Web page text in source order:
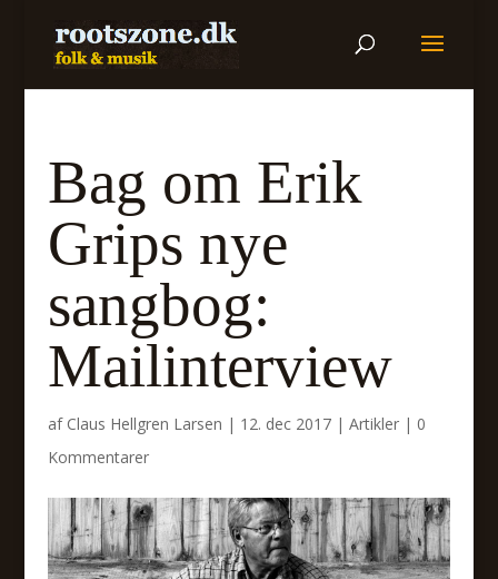
Bag om Erik
Grips nye
sangbog:
Mailinterview
af Claus Hellgren Larsen | 12. dec 2017| Artikler| 0
Kommentarer